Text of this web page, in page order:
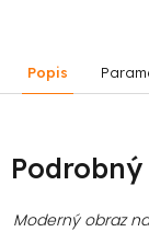
Popis
Moderný obraz